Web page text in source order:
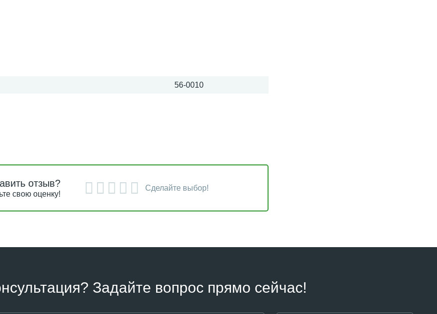
56-0010
отзыв?
свою оценку!
Сделайте выбор!
Задайте вопрос прямо сейчас!